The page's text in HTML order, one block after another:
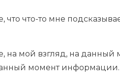
что-то мне
на мой взгляд, на
момент